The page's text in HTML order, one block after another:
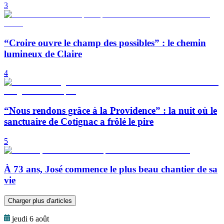
3
“Croire ouvre le champ des possibles” : le chemin
lumineux de Claire
4
“Nous rendons grâce à la Providence” : la nuit où le
sanctuaire de Cotignac a frôlé le pire
5
À 73 ans, José commence le plus beau chantier de sa
vie
Charger plus d'articles
jeudi 6 août